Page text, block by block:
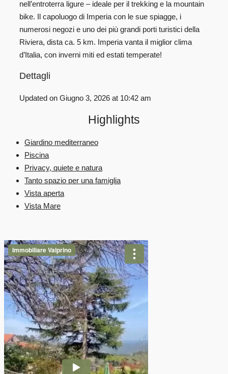
nell’entroterra ligure – ideale per il trekking e la mountain
bike. Il capoluogo di Imperia con le sue spiagge, i
numerosi negozi e uno dei più grandi porti turistici della
Riviera, dista ca. 5 km. Imperia vanta il miglior clima
d’Italia, con inverni miti ed estati temperate!
Dettagli
Updated on Giugno 3, 2026 at 10:42 am
Highlights
Giardino mediterraneo
Piscina
Privacy, quiete e natura
Tanto spazio per una famiglia
Vista aperta
Vista Mare